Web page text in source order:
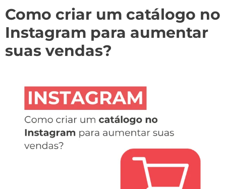
Como criar um catálogo no
Instagram para aumentar
suas vendas?